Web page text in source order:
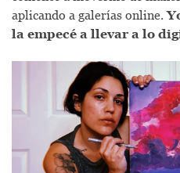
aplicando a galerías online.
la empecé a llevar a lo